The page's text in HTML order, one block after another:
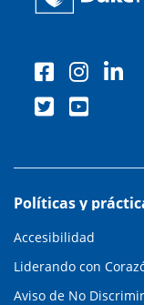
Políticas y
Accesibilidad
Liderando con
Aviso de No